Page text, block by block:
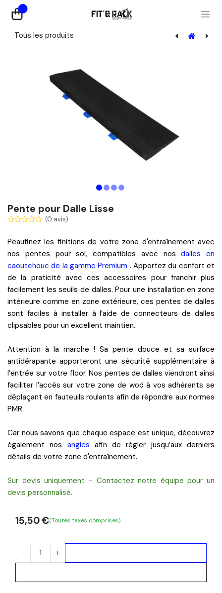
Se rendre au contenu
0
Tous les produits
Pente pour Dalle Lisse
(0 avis)
Peaufinez les finitions de votre zone d'entraînement avec
nos pentes pour sol, compatibles avec nosdalles en
caoutchouc de la gamme Premium . Apportez du confortet
de la praticité avec ces accessoires pour franchir plus
facilement les seuils de dalles. Pour une installation en zone
intérieure comme en zone extérieure, ces pentes de dalles
sont faciles à installer à l’aide deconnecteurs de dalles
clipsables pour un excellent maintien.
Attention à la marche ! Sa pente douce et sa surface
antidérapante apporteront une sécurité supplémentaire à
l’entrée sur votre floor. Nos pentes de dalles viendront ainsi
faciliter l’accès sur votre zone de wod à vos adhérents se
déplaçant en fauteuils roulants afin de répondre aux normes
PMR.
Car nous savons que chaque espace est unique, découvrez
également nos angles afin de régler jusqu’aux derniers
détails de votre zone d'entraînement.
Sur devis uniquement - Contactez notre équipe pour un
devis personnalisé.
15,50€(Toutes taxes comprises)